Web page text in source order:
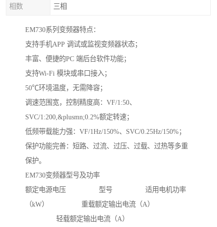
相数 三相
EM730系列变频器特点：
支持手机APP 调试或监视变频器状态；
丰富、便捷的PC 端后台软件功能；
支持Wi-Fi 模块或串口接入；
50℃环境温度，无需降容；
调速范围宽，控制精度高：VF/1:50、
SVC/1:200,&plusmn;0.2%额定转速；
低频带载能力强：VF/1Hz/150%、SVC/0.25Hz/150%；
保护功能完善：短路、过流、过压、过载、过热等多重
保护。
EM730变频器型号及功率
额定电源电压 型号 适用电机功率
（kW） 重载额定输出电流（A）
轻载额定输出电流（A）